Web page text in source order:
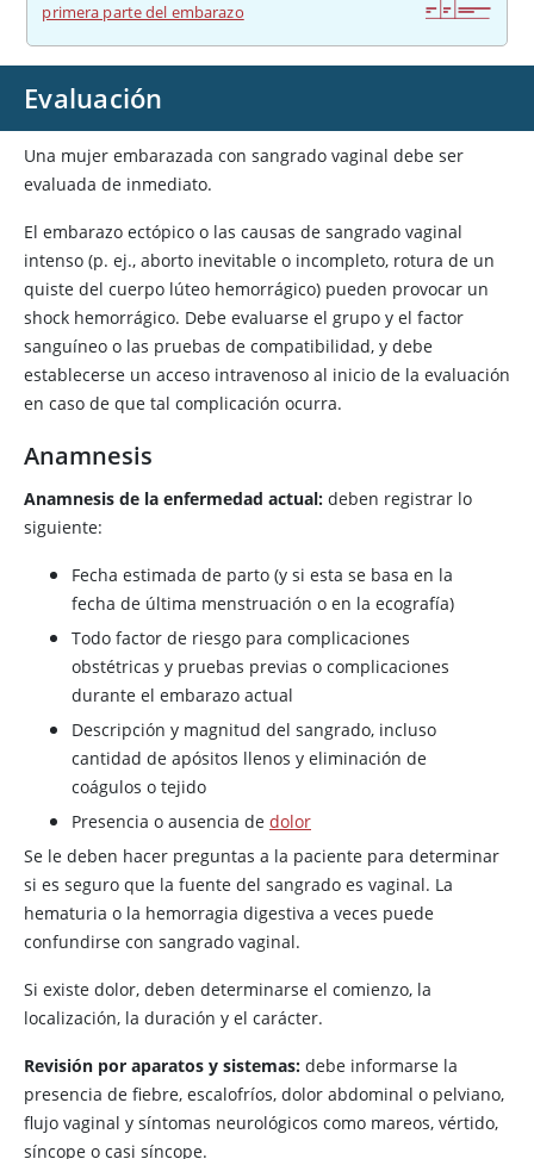
primera parte del embarazo
Evaluación
Una mujer embarazada con sangrado vaginal debe ser
evaluada de inmediato.
El embarazo ectópico o las causas de sangrado vaginal
intenso (p. ej., aborto inevitable o incompleto, rotura de un
quiste del cuerpo lúteo hemorrágico) pueden provocar un
shock hemorrágico. Debe evaluarse el grupo y el factor
sanguíneo o las pruebas de compatibilidad, y debe
establecerse un acceso intravenoso al inicio de la evaluación
en caso de que tal complicación ocurra.
Anamnesis
Anamnesis de la enfermedad actual: deben registrar lo
siguiente:
Fecha estimada de parto (y si esta se basa en la
fecha de última menstruación o en la ecografía)
Todo factor de riesgo para complicaciones
obstétricas y pruebas previas o complicaciones
durante el embarazo actual
Descripción y magnitud del sangrado, incluso
cantidad de apósitos llenos y eliminación de
coágulos o tejido
Presencia o ausencia de dolor
Se le deben hacer preguntas a la paciente para determinar
si es seguro que la fuente del sangrado es vaginal. La
hematuria o la hemorragia digestiva a veces puede
confundirse con sangrado vaginal.
Si existe dolor, deben determinarse el comienzo, la
localización, la duración y el carácter.
Revisión por aparatos y sistemas: debe informarse la
presencia de fiebre, escalofríos, dolor abdominal o pelviano,
flujo vaginal y síntomas neurológicos como mareos, vértido,
síncope o casi síncope.